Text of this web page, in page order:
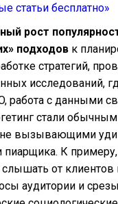
статьи бесплатно»
рост
подходов к
стратегий,
исследований,
работа с данными
стали
не вызывающими
пиарщика. К примеру,
от клиентов
аудитории и